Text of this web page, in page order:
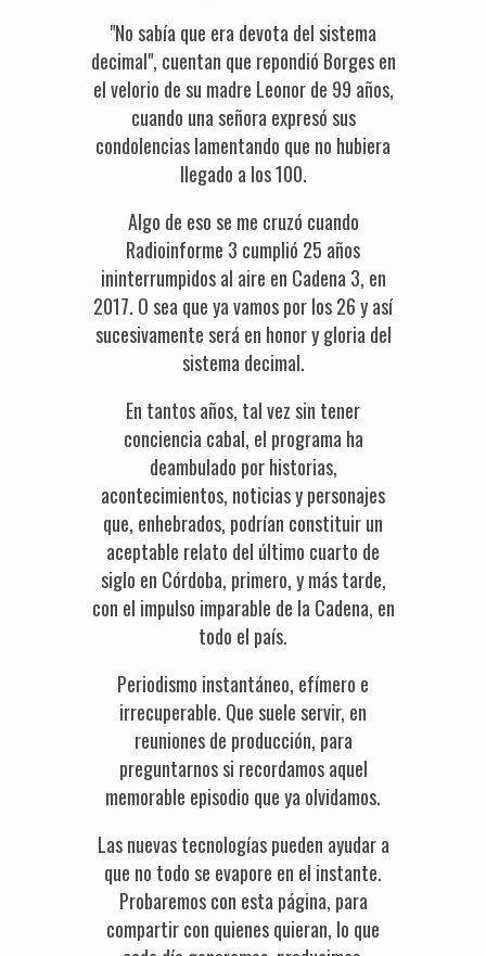
"No sabía que era devota del sistema
decimal", cuentan que repondió Borges en
el velorio de su madre Leonor de 99 años,
cuando una señora expresó sus
condolencias lamentando que no hubiera
llegado a los 100.
Algo de eso se me cruzó cuando
Radioinforme 3 cumplió 25 años
ininterrumpidos al aire en Cadena 3, en
2017. O sea que ya vamos por los 26 y así
sucesivamente será en honor y gloria del
sistema decimal.
En tantos años, tal vez sin tener
conciencia cabal, el programa ha
deambulado por historias,
acontecimientos, noticias y personajes
que, enhebrados, podrían constituir un
aceptable relato del último cuarto de
siglo en Córdoba, primero, y más tarde,
con el impulso imparable de la Cadena, en
todo el país.
Periodismo instantáneo, efímero e
irrecuperable. Que suele servir, en
reuniones de producción, para
preguntarnos si recordamos aquel
memorable episodio que ya olvidamos.
Las nuevas tecnologías pueden ayudar a
que no todo se evapore en el instante.
Probaremos con esta página, para
compartir con quienes quieran, lo que